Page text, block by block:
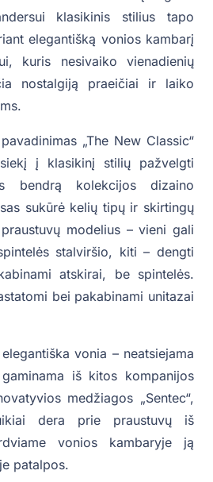
klasikinis stilius tapo
elegantišką vonios kambarį
kuris nesivaiko vienadienių
nostalgiją praeičiai ir laiko
„The New Classic“
į klasikinį stilių pažvelgti
bendrą kolekcijos dizaino
sukūrė kelių tipų ir skirtingų
modelius – vieni gali
stalviršio, kiti – dengti
atskirai, be spintelės.
bei pakabinami unitazai
vonia – neatsiejama
iš kitos kompanijos
medžiagos „Sentec“,
dera prie praustuvų iš
vonios kambaryje ją
patalpos.